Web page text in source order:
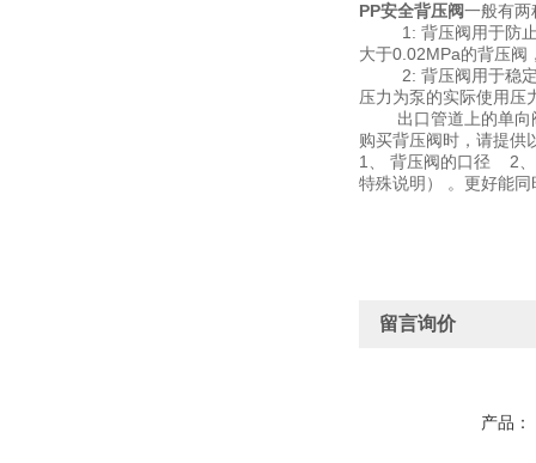
PP安全背压阀一般有两
1: 背压阀用于防止液
大于0.02MPa的背压阀
2: 背压阀用于稳定泵
压力为泵的实际使用压
出口管道上的单向阀
购买背压阀时，请提供
1、 背压阀的口径 2、
特殊说明） 。更好能
留言询价
产品：